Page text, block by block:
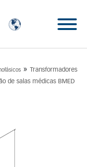
» Transformadores
de salas médicas BMED